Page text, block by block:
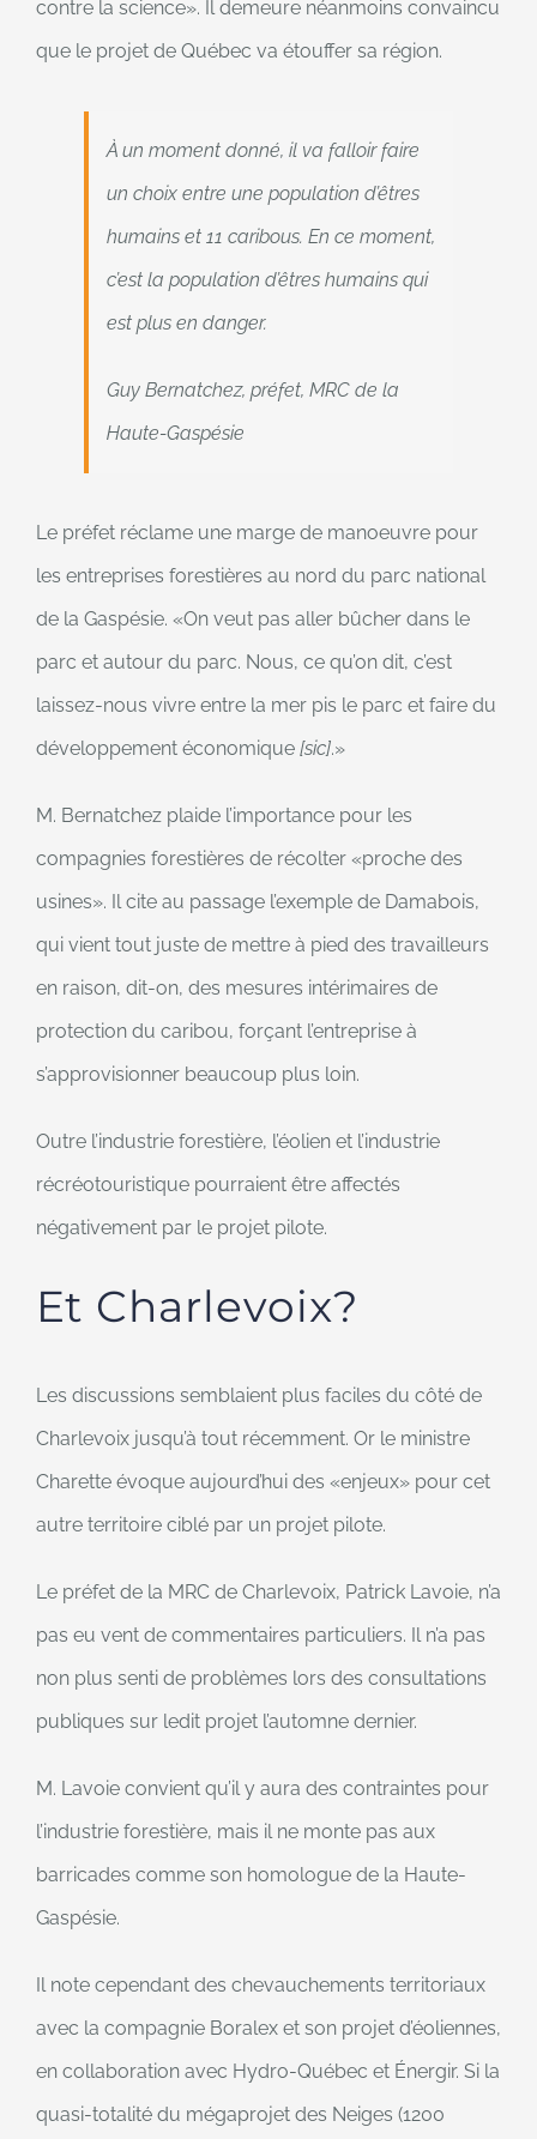
contre la science . Il demeure néanmoins convaincu
que le projet de Québec va étouffer sa région.
À un moment donné, il va falloir faire
un choix entre une population d’êtres
humains et 11 caribous. En ce moment,
c’est la population d’êtres humains qui
est plus en danger.
Une
citation
Guy Bernatchez, préfet, MRC de la
Haute-Gaspésie
Le préfet réclame une marge de manoeuvre pour
les entreprises forestières au nord du parc national
de la Gaspésie.
On veut pas aller bûcher dans le
parc et autour du parc. Nous, ce qu’on dit, c’est
laissez-nous vivre entre la mer pis le parc et faire du
développement économique [sic].
M. Bernatchez plaide l’importance pour les
compagnies forestières de récolter
proche des
usines . Il cite au passage l’exemple de Damabois,
qui vient tout juste de mettre à pied des travailleurs
en raison, dit-on, des mesures intérimaires de
protection du caribou, forçant l’entreprise à
s’approvisionner beaucoup plus loin.
Outre l’industrie forestière, l’éolien et l’industrie
récréotouristique pourraient être affectés
négativement par le projet pilote.
Et Charlevoix?
Les discussions semblaient plus faciles du côté de
Charlevoix jusqu’à tout récemment. Or le ministre
Charette évoque aujourd’hui des
enjeux
pour cet
autre territoire ciblé par un projet pilote.
Le préfet de la MRC de Charlevoix, Patrick Lavoie, n’a
pas eu vent de commentaires particuliers. Il n’a pas
non plus senti de problèmes lors des consultations
publiques sur ledit projet l’automne dernier.
M. Lavoie convient qu’il y aura des contraintes pour
l’industrie forestière, mais il ne monte pas aux
barricades comme son homologue de la Haute-
Gaspésie.
Il note cependant des chevauchements territoriaux
avec la compagnie Boralex et son projet d’éoliennes,
en collaboration avec Hydro-Québec et Énergir. Si la
quasi-totalité du mégaprojet des Neiges (1200